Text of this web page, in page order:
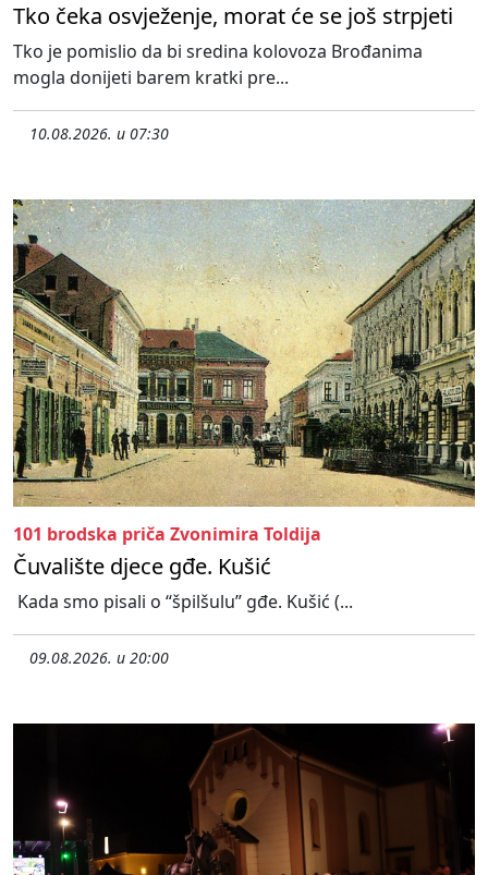
Tko čeka osvježenje, morat će se još strpjeti
Tko je pomislio da bi sredina kolovoza Brođanima
mogla donijeti barem kratki pre...
10.08.2026. u 07:30
101 brodska priča Zvonimira Toldija
Čuvalište djece gđe. Kušić
Kada smo pisali o “špilšulu” gđe. Kušić (...
09.08.2026. u 20:00